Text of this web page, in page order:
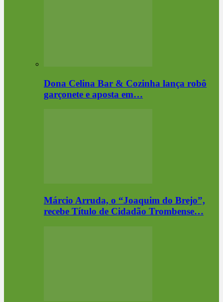
Dona Celina Bar & Cozinha lança robô
garçonete e aposta em…
Márcio Arruda, o “Joaquim do Brejo”,
recebe Título de Cidadão Trombense…